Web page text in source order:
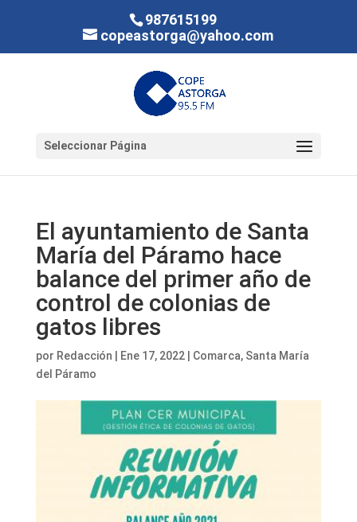
987615199
copeastorga@yahoo.com
Seleccionar Página
El ayuntamiento de Santa
María del Páramo hace
balance del primer año de
control de colonias de
gatos libres
por Redacción Ene 17, 2022| Comarca, Santa María
del Páramo